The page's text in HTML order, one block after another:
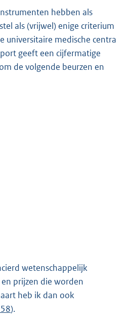
hebben als
als (vrijwel) enige criterium
universitaire medische centra
geeft een cijfermatige
de volgende beurzen en
wetenschappelijk
prijzen die worden
heb ik dan ook
).